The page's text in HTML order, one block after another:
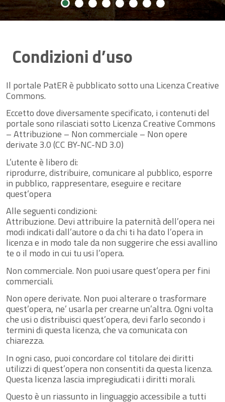
Condizioni d’uso
Il portale PatER è pubblicato sotto una Licenza Creative
Commons.
Eccetto dove diversamente specificato, i contenuti del
portale sono rilasciati sotto Licenza Creative Commons
– Attribuzione – Non commerciale – Non opere
derivate 3.0 (CC BY-NC-ND 3.0)
L’utente è libero di:
riprodurre, distribuire, comunicare al pubblico, esporre
in pubblico, rappresentare, eseguire e recitare
quest’opera
Alle seguenti condizioni:
Attribuzione. Devi attribuire la paternità dell’opera nei
modi indicati dall’autore o da chi ti ha dato l’opera in
licenza e in modo tale da non suggerire che essi avallino
te o il modo in cui tu usi l’opera.
Non commerciale. Non puoi usare quest’opera per fini
commerciali.
Non opere derivate. Non puoi alterare o trasformare
quest’opera, ne’ usarla per crearne un’altra. Ogni volta
che usi o distribuisci quest’opera, devi farlo secondo i
termini di questa licenza, che va comunicata con
chiarezza.
In ogni caso, puoi concordare col titolare dei diritti
utilizzi di quest’opera non consentiti da questa licenza.
Questa licenza lascia impregiudicati i diritti morali.
Questo è un riassunto in linguaggio accessibile a tutti